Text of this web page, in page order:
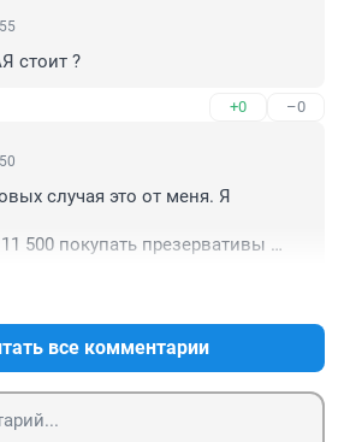
стоит ?
+0 –0
случая это от меня. Я
500 покупать презервативы
все комментарии